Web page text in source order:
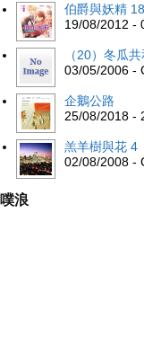
伯爵與妖精
19/08/2012 -
（20）冬瓜
03/05/2006 -
企鵝公路
25/08/2018 -
羔羊樹與花 4
02/08/2008 -
噗浪